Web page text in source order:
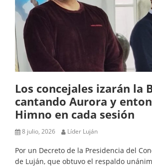
Los concejales izarán la
cantando Aurora y
Himno en cada sesión
8 julio, 2026 Líder Luján
Por un Decreto de la Presidencia del
de Luján, que obtuvo el respaldo